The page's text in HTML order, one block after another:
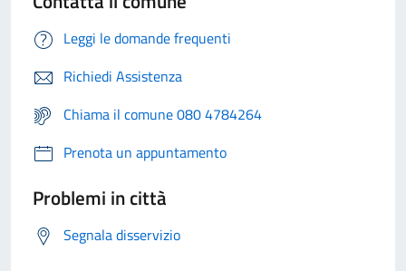
Leggi le domande frequenti
Richiedi Assistenza
Chiama il comune 080 4784264
Prenota un appuntamento
Problemi in città
Segnala disservizio